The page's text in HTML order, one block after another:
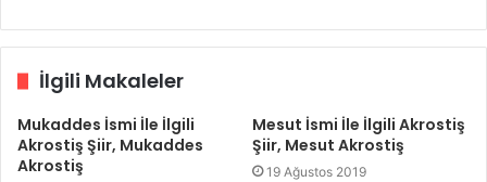
İlgili Makaleler
Mukaddes İsmi İle İlgili
Akrostiş Şiir, Mukaddes
Akrostiş
Mesut İsmi İle İlgili Akrostiş
Şiir, Mesut Akrostiş
19 Ağustos 2019